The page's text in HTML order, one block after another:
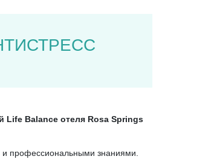
Life Balance отеля Rosa Springs
профессиональными знаниями.